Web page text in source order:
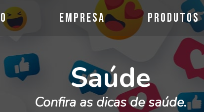
Empresa Produtos
Saúde
Confira as dicas de saúde.